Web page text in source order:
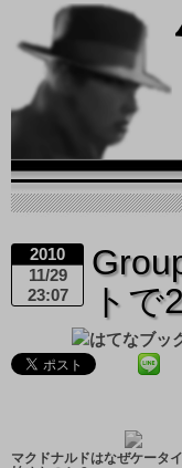
2010
11/29
23:07
トで
マクドナルドはなぜケータ